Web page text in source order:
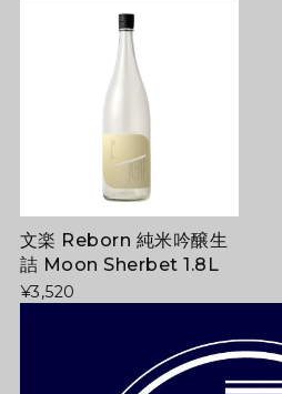
文楽 Reborn 純米吟醸生
詰 Moon Sherbet 1.8L
¥3,520